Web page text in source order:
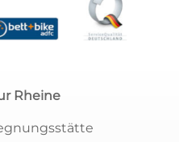
Rheine